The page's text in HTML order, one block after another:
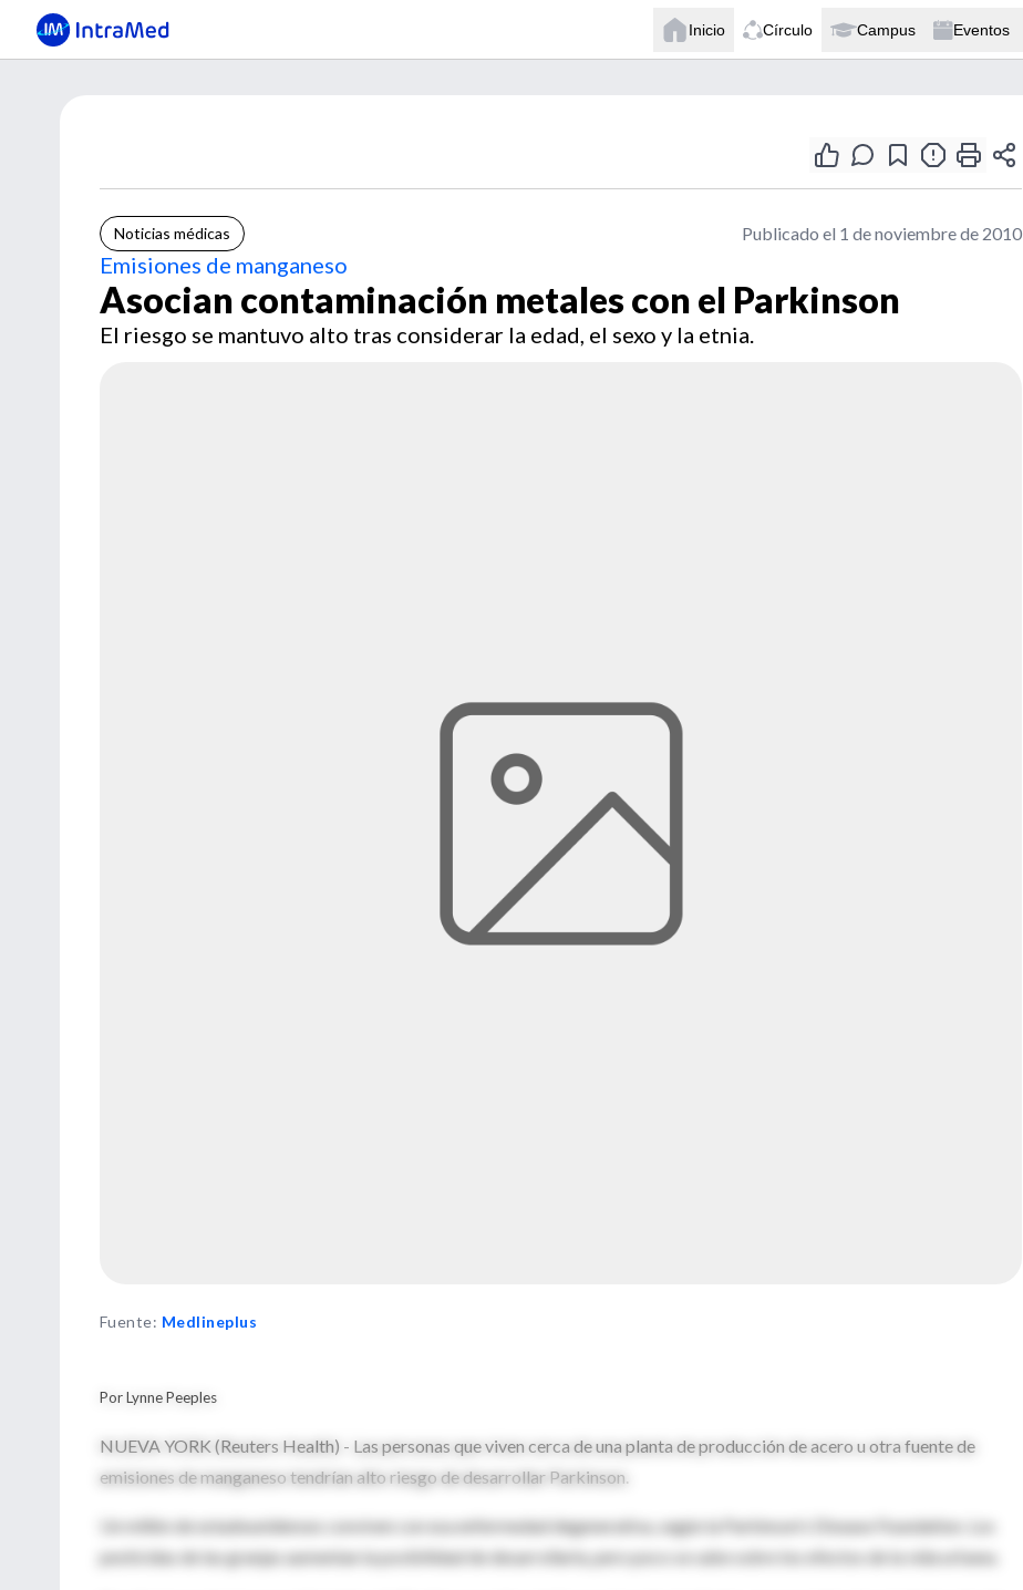
Inicio Círculo Campus Eventos
Noticias médicas Publicado el 1 de noviembre de 2010
Emisiones de manganeso
Asocian contaminación metales con el Parkinson
El riesgo se mantuvo alto tras considerar la edad, el sexo y la etnia.
Fuente: Medlineplus
Por Lynne Peeples
NUEVA YORK (Reuters Health) - Las personas que viven cerca de una planta de producción de acero u otra fuente de
emisiones de manganeso tendrían alto riesgo de desarrollar Parkinson.
Un millón de estadounidenses conviven con esa enfermedad degenerativa, según la Parkinson's Disease Foundation. Los
pesticidas de las granjas aumentan la posibilidad de desarrollarla, pero poco se sabe sobre los efectos de la vida urbana.